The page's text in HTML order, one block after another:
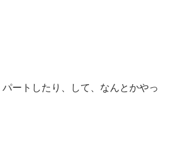
ートしたり、して、なんとかやっ